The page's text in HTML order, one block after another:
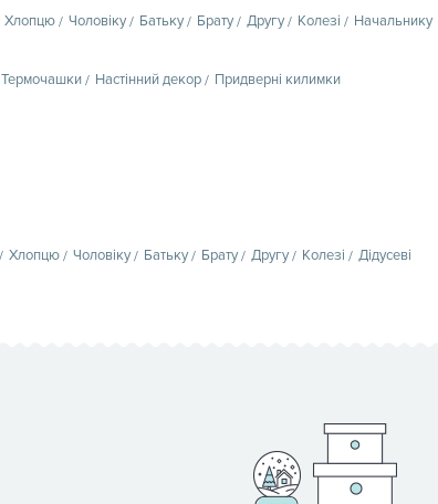
Хлопцю Чоловіку Батьку Брату Другу Колезі Начальнику
Термочашки Настінний декор Придверні килимки
Хлопцю Чоловіку Батьку Брату Другу Колезі Дідусеві